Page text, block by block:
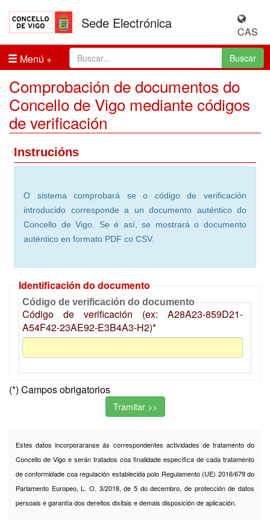
Sede Electrónica
CAS
Menú
Buscar
Comprobación de documentos do
Concello de Vigo mediante códigos
de verificación
Instrucións
O sistema comprobará se o código de verificación
introducido corresponde a un documento auténtico do
Concello de Vigo. Se é así, se mostrará o documento
auténtico en formato PDF co CSV.
Identificación do documento
Código de verificación do documento
Código de verificación (ex: A28A23-859D21-
A54F42-23AE92-E3B4A3-H2)*
(*) Campos obrigatorios
Estes datos incorporaranse ás correspondentes actividades de tratamento do
Concello de Vigo e serán tratados coa finalidade específica de cada tratamento
de conformidade coa regulación establecida polo Regulamento (UE) 2016/679 do
Parlamento Europeo, L. O. 3/2018, de 5 do decembro, de protección de datos
persoais e garantía dos dereitos dixitais e demais disposición de aplicación.